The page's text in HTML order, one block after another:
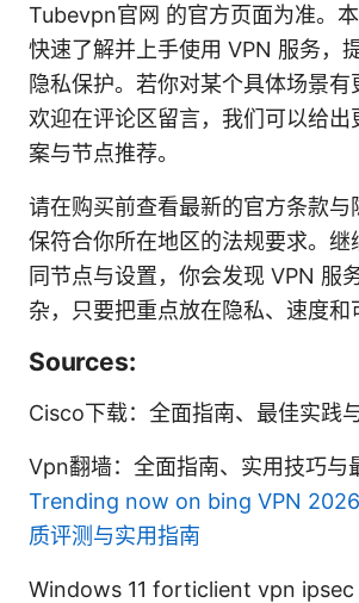
Tubevpn官网 的官方页面为准。
快速了解并上手使用 VPN 服务，
隐私保护。若你对某个具体场景有
欢迎在评论区留言，我们可以给出
案与节点推荐。
请在购买前查看最新的官方条款与
保符合你所在地区的法规要求。继
同节点与设置，你会发现 VPN 服
杂，只要把重点放在隐私、速度和
Sources:
Cisco下载：全面指南、最佳实践
Vpn翻墙：全面指南、实用技巧与
Trending now on bing VPN
质评测与实用指南
Windows 11 forticlient vpn